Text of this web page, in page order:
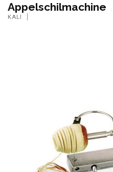
Appelschilmachine
KALI